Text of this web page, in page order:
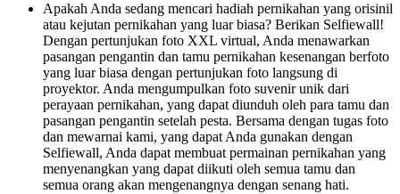
Apakah Anda sedang mencari hadiah pernikahan yang orisinil
atau kejutan pernikahan yang luar biasa? Berikan Selfiewall!
Dengan pertunjukan foto XXL virtual, Anda menawarkan
pasangan pengantin dan tamu pernikahan kesenangan berfoto
yang luar biasa dengan pertunjukan foto langsung di
proyektor. Anda mengumpulkan foto suvenir unik dari
perayaan pernikahan, yang dapat diunduh oleh para tamu dan
pasangan pengantin setelah pesta. Bersama dengan tugas foto
dan mewarnai kami, yang dapat Anda gunakan dengan
Selfiewall, Anda dapat membuat permainan pernikahan yang
menyenangkan yang dapat diikuti oleh semua tamu dan
semua orang akan mengenangnya dengan senang hati.